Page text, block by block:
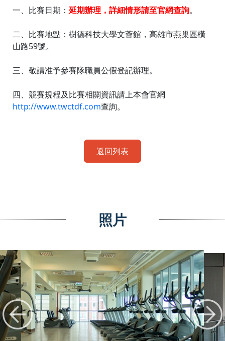
一、比賽日期： 延期辦理，詳細情形請至官網查詢。
二、比賽地點：樹德科技大學文薈館，高雄市燕巢區橫
山路59號。
三、敬請准予參賽隊職員公假登記辦理。
四、競賽規程及比賽相關資訊請上本會官網
http://www.twctdf.com查詢。
返回列表
照片